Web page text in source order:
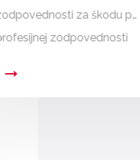
za škodu p…
zodpovednosti